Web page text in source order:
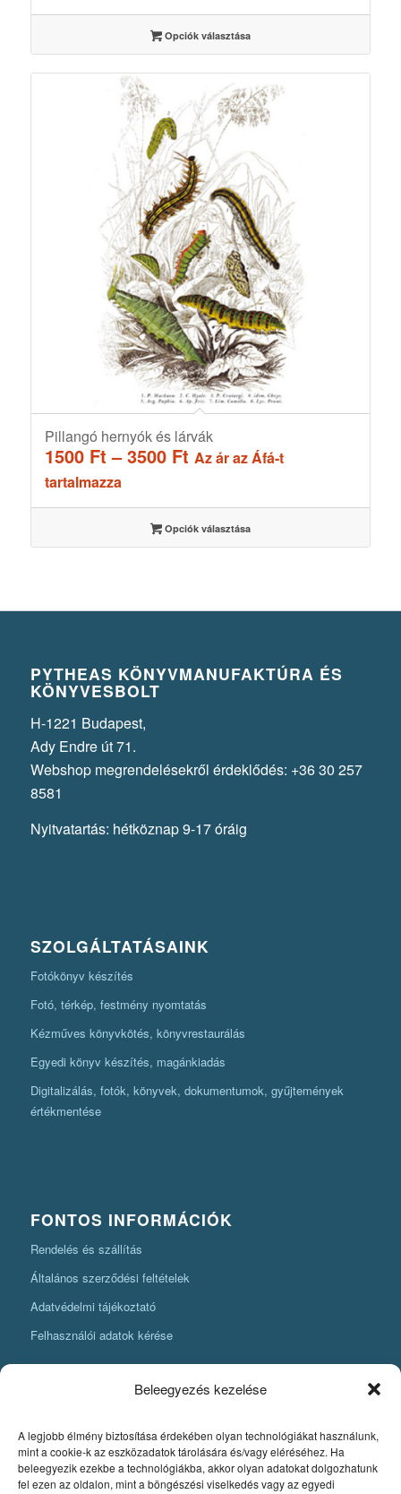
Beleegyezés kezelése
A legjobb élmény biztosítása érdekében olyan technológiákat használunk,
mint a cookie-k az eszközadatok tárolására és/vagy eléréséhez. Ha
beleegyezik ezekbe a technológiákba, akkor olyan adatokat dolgozhatunk
fel ezen az oldalon, mint a böngészési viselkedés vagy az egyedi
3500 Ft
Opciók választása
Pillangó hernyók és lárvák
1500 Ft – 3500 FtÁrtartomány:
3500 Ft
Az ár az Áfá-t
tartalmazza
Opciók választása
PYTHEAS KÖNYVMANUFAKTÚRA ÉS
KÖNYVESBOLT
H-1221 Budapest,
Ady Endre út 71.
Webshop megrendelésekről érdeklődés: +36 30 257
8581
Nyitvatartás: hétköznap 9-17 óráig
SZOLGÁLTATÁSAINK
Fotókönyv készítés
Fotó, térkép, festmény nyomtatás
Kézműves könyvkötés, könyvrestaurálás
Egyedi könyv készítés, magánkiadás
Digitalizálás, fotók, könyvek, dokumentumok, gyűjtemények
értékmentése
FONTOS INFORMÁCIÓK
Rendelés és szállítás
Általános szerződési feltételek
Adatvédelmi tájékoztató
Felhasználói adatok kérése
KÖNYVKÉSZÍTÉSI INFORMÁCIÓK
Amit mindenképpen tudnia kell, ha könyvet szeretne készíteni